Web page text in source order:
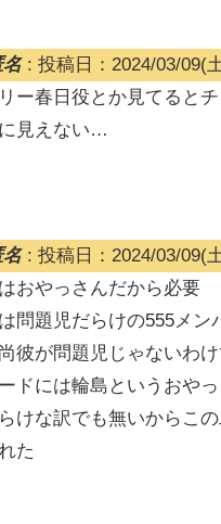
名: 投稿日：2024/03/09(
ー春日役とか見てると
見えない…
名: 投稿日：2024/03/09(
おやっさんだから必要
問題児だらけの555メン
彼が問題児じゃないわけ
ドには輪島というおや
けな訳でも無いからこ
た